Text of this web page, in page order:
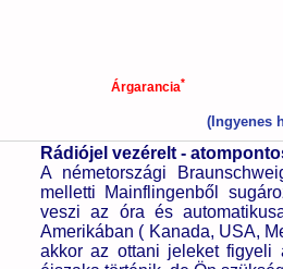
Árgarancia*
(Ingyenes
Rádiójel vezérelt -
A németországi
melletti Mainflingenből
veszi az óra és
Amerikában ( Kanada, USA,
akkor az ottani jeleket figyeli